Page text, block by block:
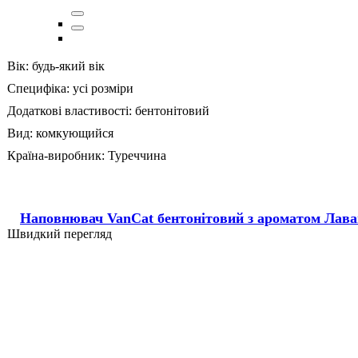
Вік: будь-який вік
Специфіка: усі розміри
Додаткові властивості: бентонітовий
Вид: комкующийся
Країна-виробник: Туреччина
Наповнювач VanCat бентонітовий з ароматом
Швидкий перегляд